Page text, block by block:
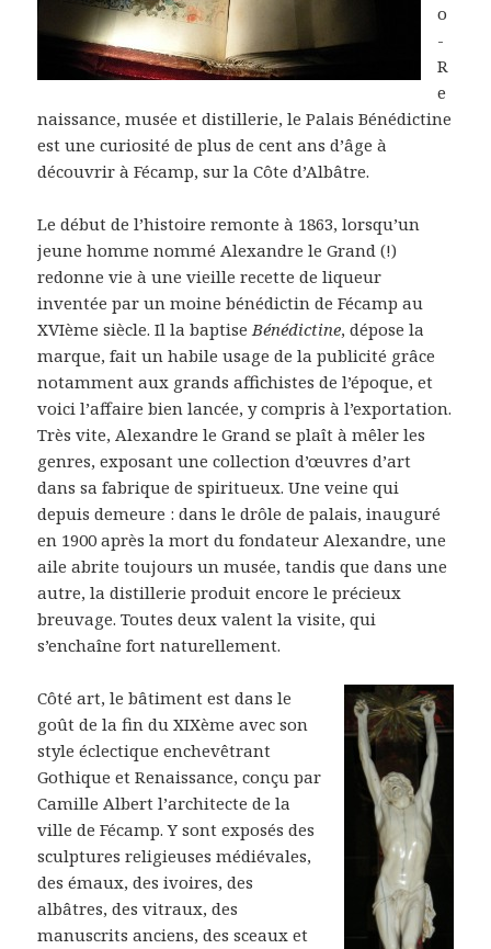
o
-
R
e
naissance, musée et distillerie, le Palais Bénédictine
est une curiosité de plus de cent ans d’âge à
découvrir à Fécamp, sur la Côte d’Albâtre.
Le début de l’histoire remonte à 1863, lorsqu’un
jeune homme nommé Alexandre le Grand (!)
redonne vie à une vieille recette de liqueur
inventée par un moine bénédictin de Fécamp au
XVIème siècle. Il la baptiseBénédictine, dépose la
marque, fait un habile usage de la publicité grâce
notamment aux grands affichistes de l’époque, et
voici l’affaire bien lancée, y compris à l’exportation.
Très vite, Alexandre le Grand se plaît à mêler les
genres, exposant une collection d’œuvres d’art
dans sa fabrique de spiritueux. Une veine qui
depuis demeure : dans le drôle de palais, inauguré
en 1900 après la mort du fondateur Alexandre, une
aile abrite toujours un musée, tandis que dans une
autre, la distillerie produit encore le précieux
breuvage. Toutes deux valent la visite, qui
s’enchaîne fort naturellement.
Côté art, le bâtiment est dans le
goût de la fin du XIXème avec son
style éclectique enchevêtrant
Gothique et Renaissance, conçu par
Camille Albert l’architecte de la
ville de Fécamp. Y sont exposés des
sculptures religieuses médiévales,
des émaux, des ivoires, des
albâtres, des vitraux, des
manuscrits anciens, des sceaux et